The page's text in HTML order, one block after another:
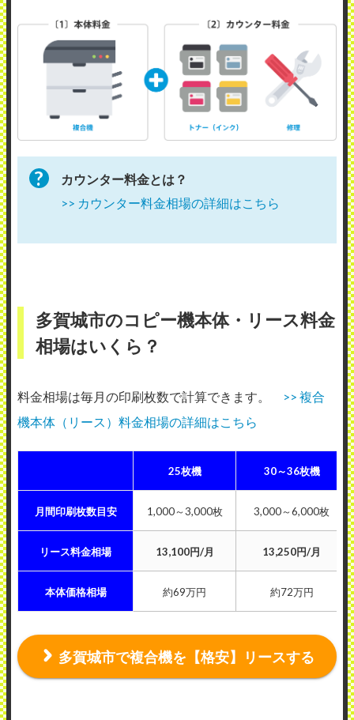
カウンター料金とは？
>> カウンター料金相場の詳細はこちら
多賀城市のコピー機本体・リース料金
相場はいくら？
料金相場は毎月の印刷枚数で計算できます。
>> 複合
機本体（リース）料金相場の詳細はこちら
25枚機 30～36枚機
月間印刷枚数目安 1,000～3,000枚 3,000～6,000枚
リース料金相場 13,100円/月 13,250円/月
本体価格相場 約69万円 約72万円
多賀城市で複合機を【格安】リースする